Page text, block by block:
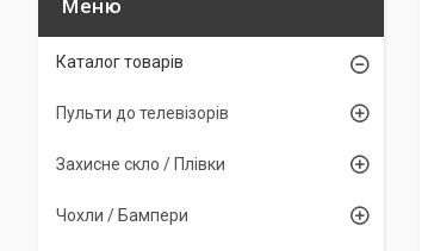
Каталог товарів
Пульти до телевізорів
Захисне скло / Плівки
Чохли / Бампери